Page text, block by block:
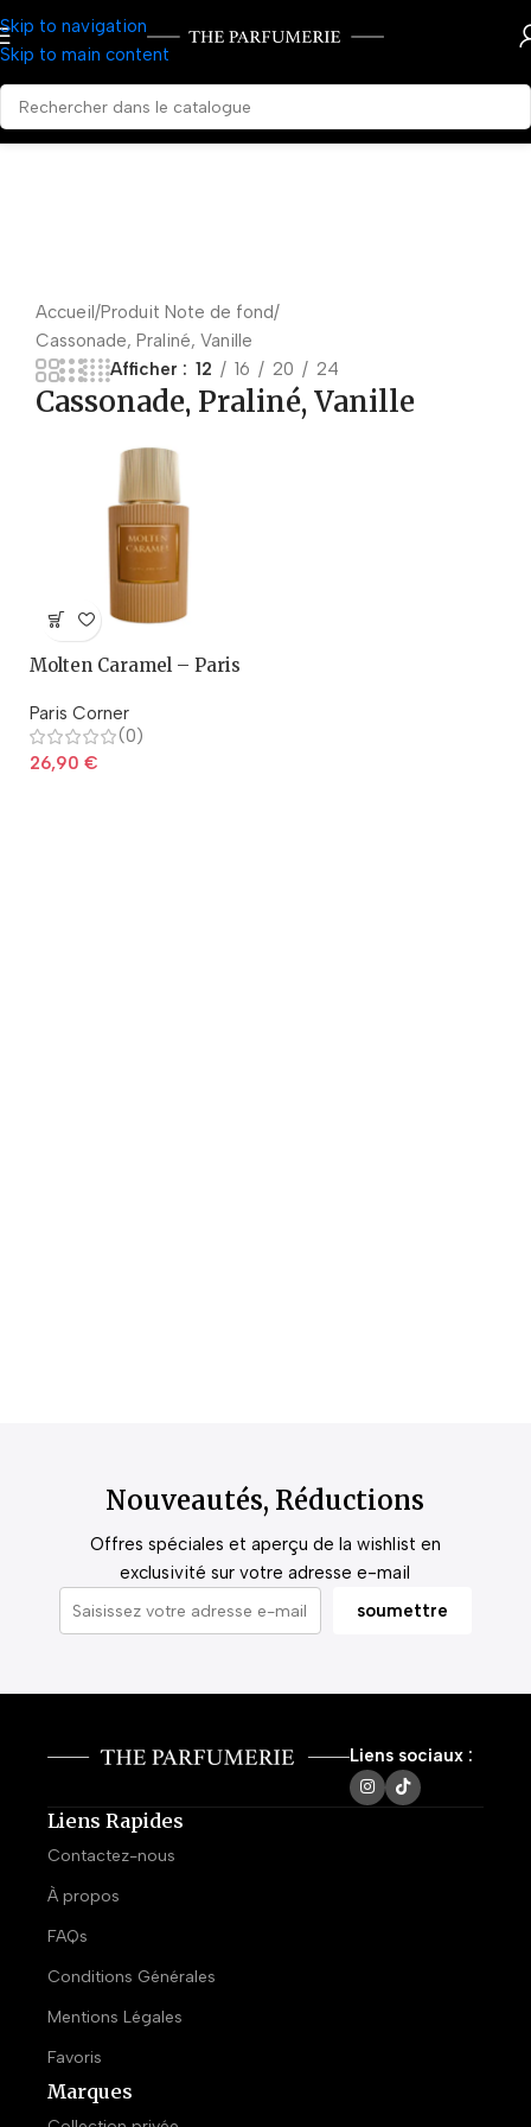
Skip to navigation
Skip to main content
Accueil Produit Note de fond
Cassonade, Praliné, Vanille
Afficher
12 16 20 24
Cassonade, Praliné, Vanille
Molten Caramel – Paris
Paris Corner
(0)
26,90 €
Nouveautés, Réductions
Offres spéciales et aperçu de la wishlist en
exclusivité sur votre adresse e-mail
Liens sociaux :
Liens Rapides
Contactez-nous
À propos
FAQs
Conditions Générales
Mentions Légales
Favoris
Marques